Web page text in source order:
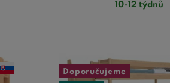
10-12 týdnů
Doporučujeme